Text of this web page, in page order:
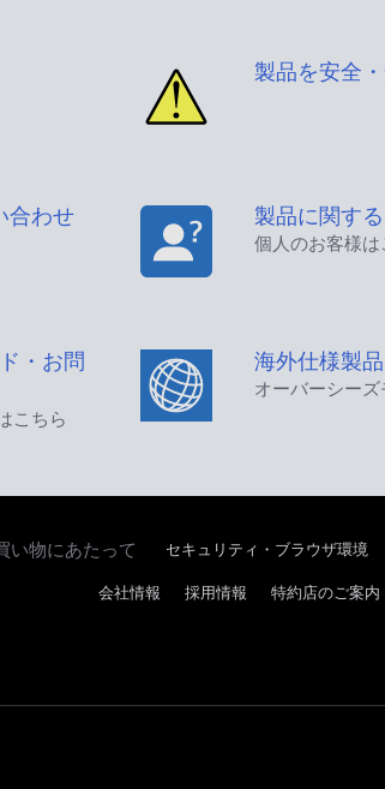
製品を安全
合わせ 製品に関す
個人のお客様は
・お問
こちら
海外仕様製品
オーバーシー
い物にあたって セキュリティ・ブラウザ環境
会社情報 採用情報 特約店のご案内